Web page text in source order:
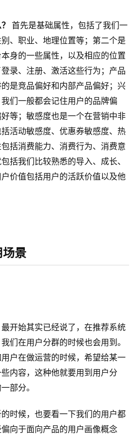
首先是基础属性，包括了我们一
、职业、地理位置等；第二个是
身的一些属性，以及相应的位置
录、注册、激活这些行为；产品
是竞品偏好和内部产品偏好；兴
们一般都会记住用户的品牌偏
等；敏感度也是一个在营销中非
活动敏感度、优惠券敏感度、热
括消费能力、消费行为、消费意
括我们比较熟悉的导入、成长、
价值包括用户的活跃价值以及他
场景
开始其实已经说了，在推荐系统
们在用户分群的时候也会用到。
户在做运营的时候，希望给某一
内容，这种他就要用到用户分
部分。
时候，也要看一下我们的用户都
向于面向产品的用户画像概念